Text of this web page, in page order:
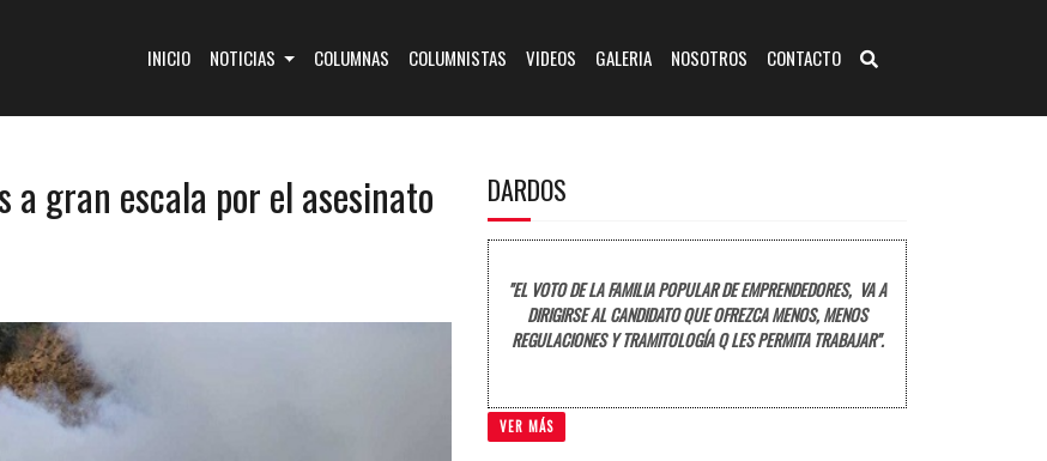
INICIO(CURRENT)
NOTICIAS COLUMNAS COLUMNISTAS VIDEOS GALERIA NOSOTROS CONTACTO
gran escala por el asesinato
DARDOS
"EL VOTO DE LA FAMILIA POPULAR DE EMPRENDEDORES, VA A
DIRIGIRSE AL CANDIDATO QUE OFREZCA MENOS, MENOS
REGULACIONES Y TRAMITOLOGÍA Q LES PERMITA TRABAJAR".
VER MÁS